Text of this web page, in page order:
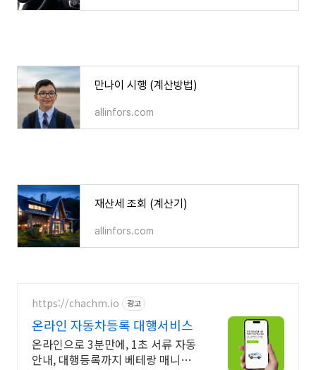
만나이 시행 (계산방법)
allinfors.com
재산세 조회 (계산기)
allinfors.com
https://chachm.io 광고
온라인 자동차등록 대행서비스
온라인으로 3분만에, 1초 서류 자동
안내, 대행등록까지 베테랑 매니저